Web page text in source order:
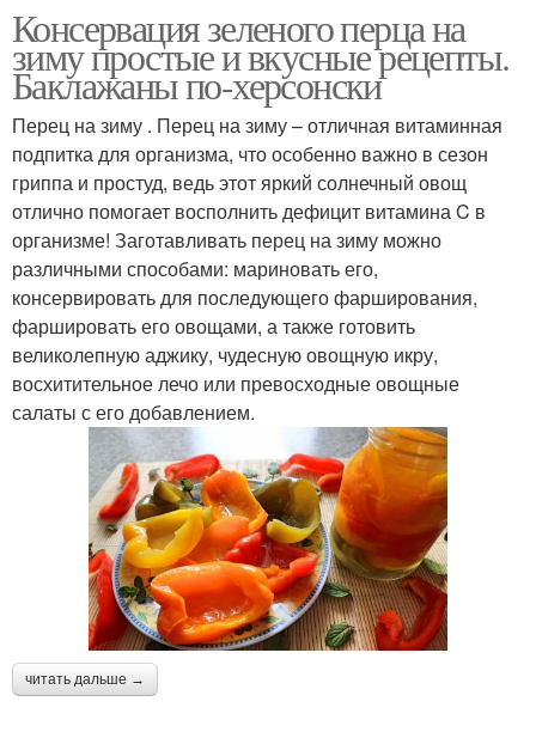
Консервация зеленого перца на
зиму простые и вкусные рецепты.
Баклажаны по-херсонски
Перец на зиму . Перец на зиму – отличная витаминная
подпитка для организма, что особенно важно в сезон
гриппа и простуд, ведь этот яркий солнечный овощ
отлично помогает восполнить дефицит витамина C в
организме! Заготавливать перец на зиму можно
различными способами: мариновать его,
консервировать для последующего фарширования,
фаршировать его овощами, а также готовить
великолепную аджику, чудесную овощную икру,
восхитительное лечо или превосходные овощные
салаты с его добавлением.
читать дальше →